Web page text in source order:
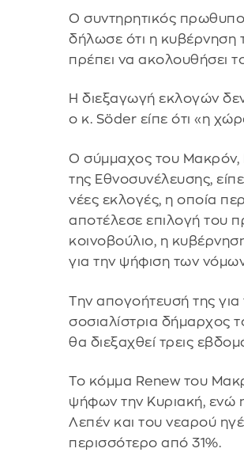
Ο συντηρητικός
δήλωσε ότι η κυβέρνηση
πρέπει να ακολουθήσει
Η διεξαγωγή εκλογών
ο κ. Söder είπε ότι «η
Ο σύμμαχος του Μακρόν,
της Εθνοσυνέλευσης,
νέες εκλογές, η οποία
αποτέλεσε επιλογή του
κοινοβούλιο, η
για την ψήφιση των
Την απογοήτευσή της
σοσιαλίστρια δήμαρχος
θα διεξαχθεί τρεις
Το κόμμα Renew του
ψήφων την Κυριακή, ενώ
Λεπέν και του νεαρού
περισσότερο από 31%.